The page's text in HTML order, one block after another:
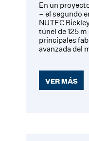
En un
– el segundo
NUTEC
túnel de 125
principales
avanzada del
VER MÁS